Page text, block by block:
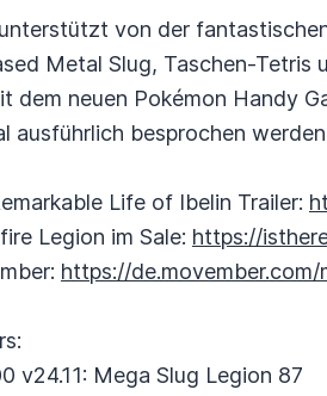
von der
Metal Slug, Taschen-Tetris
dem neuen Pokémon Handy
ausführlich besprochen
Life of Ibelin Trailer:
Legion im Sale: https://
https://
v24.11: Mega Slug Legion 87